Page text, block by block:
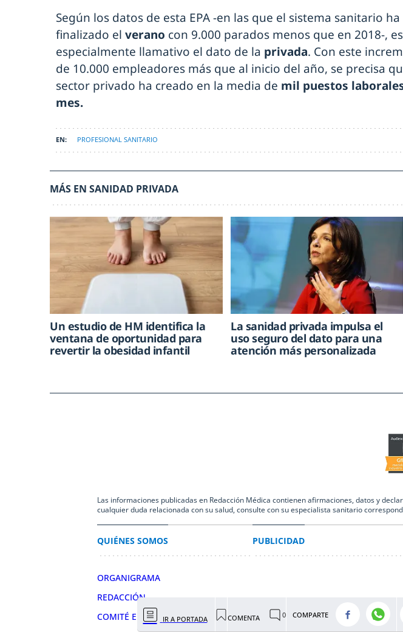
Según los datos de esta EPA -en las que el sistema sanitario ha
finalizado el verano con 9.000 parados menos que en 2018-, es
especialmente llamativo el dato de la privada. Con este
de 10.000 empleadores más que al inicio del año, se precisa
sector privado ha creado en la media de mil puestos
mes.
PROFESIONAL SANITARIO
MÁS EN SANIDAD PRIVADA
Un estudio de HM identifica la
ventana de oportunidad para
revertir la obesidad infantil
La sanidad privada impulsa el
uso seguro del dato para una
atención más personalizada
IR A PORTADA COMENTA COMPARTE
Las informaciones publicadas en Redacción Médica contienen afirmaciones, datos y
cualquier duda relacionada con su salud, consulte con su especialista sanitario
QUIÉNES SOMOS
ORGANIGRAMA
REDACCIÓN
COMITÉ EDITORIAL
PUBLICIDAD